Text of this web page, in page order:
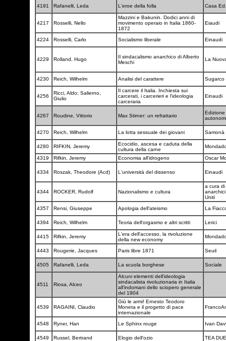
4191
Rafanelli, Leda L'eroe della folla Casa
4217 Rosselli, Nello
Mazzini e Bakunin. Dodici anni di
movimento operaio in Italia 1860-
1872
Eiaudi
4224 Rosselli, Carlo Socialismo liberale Einaudi
4229 Rolland, Hugo
Il sindacalismo anarchico di Alberto
Meschi
La
4230 Reich, Wilhelm Analisi del carattere Sugarco
4256
Ricci, Aldo; Salierno,
Giulio
Il carcere il Italia. Inchiesta sui
carcerati, i carcerieri e l'ideologia
carceraria
Einaudi
4267 Roudine, Vittorio Max Stirner: un refrattario
4270 Reich, Wilhelm La lotta sessuale dei giovani
4280 RIFKIN, Jeremy
Ecocidio, ascesa e caduta della
cultura della carne
4319 Rifkin, Jeremy Economia all'idrogeno Oscar
4334 Roszak, Theodore (Acd) L'università del dissenso Einaudi
4344 ROCKER, Rudolf Nazionalismo e cultura
a cura
Uniti
4357
Rensi, Giuseppe Apologia dell'ateismo La
4394 Reich, Wilhelm Teoria dell'orgasmo e altri scritti Lerici
4415 Rifkin, Jeremy
L'era dell'accesso, la rivoluzione
della new economy
4443 Rougerie, Jacques Paris libre 1871 Seuil
4505 Rafanelli, Leda La scuola borghese Sociale
4511 Riosa, Alceo
Alcuni elementi dell'ideologia
sindacalista rivoluzionaria in Italia
all'indomani dello sciopero generale
del 1904
4539 RAGAINI, Claudio
Giù le armi! Ernesto Teodoro
Moneta e il progetto di pace
internazionale
4548 Ryner, Han Le Sphinx rouge Ivan
4549 Russel, Bertrand Elogio dell'ozio TEA